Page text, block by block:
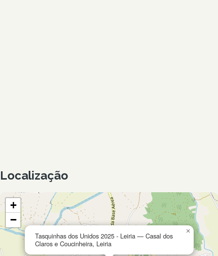
Localização
Tasquinhas dos Unidos 2025 - Leiria — Casal dos
Claros e Coucinheira, Leiria
×
+
−